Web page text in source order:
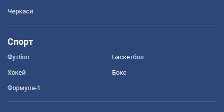
Черкаси
Спорт
Футбол Баскетбол
Хокей Бокс
Формула-1